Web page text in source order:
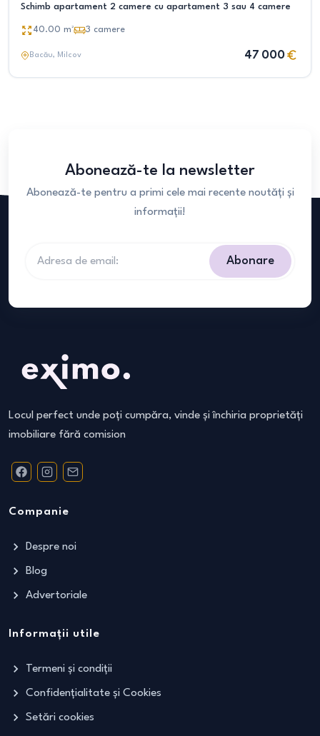
Schimb apartament 2 camere cu apartament 3 sau 4 camere
40.00 m² 3 camere
Bacău, Milcov 47 000
Abonează-te la newsletter
Abonează-te pentru a primi cele mai recente noutăți și
informații!
Abonare
Locul perfect unde poți cumpăra, vinde și închiria proprietăți
imobiliare fără comision
Companie
Despre noi
Blog
Advertoriale
Informații utile
Termeni și condiții
Confidențialitate și Cookies
Setări cookies